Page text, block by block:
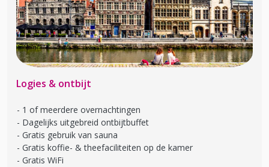
Logies & ontbijt
1 of meerdere overnachtingen
Dagelijks uitgebreid ontbijtbuffet
Gratis gebruik van sauna
Gratis koffie- & theefaciliteiten op de kamer
Gratis WiFi